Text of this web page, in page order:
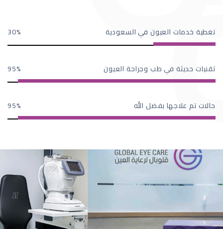
تغطية خدمات العيون في السعودية 30
تقنيات حديثة في طب وجراحة العيون 95
حالات تم علاجها بفضل الله 95